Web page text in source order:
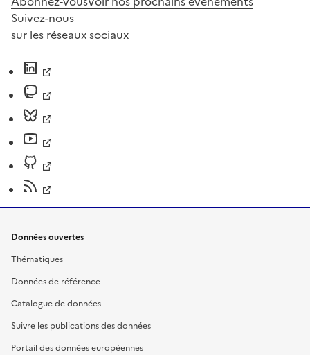
Suivez-nous
sur les réseaux sociaux
Données ouvertes
Thématiques
Données de référence
Catalogue de données
Suivre les publications des données
Portail des données européennes